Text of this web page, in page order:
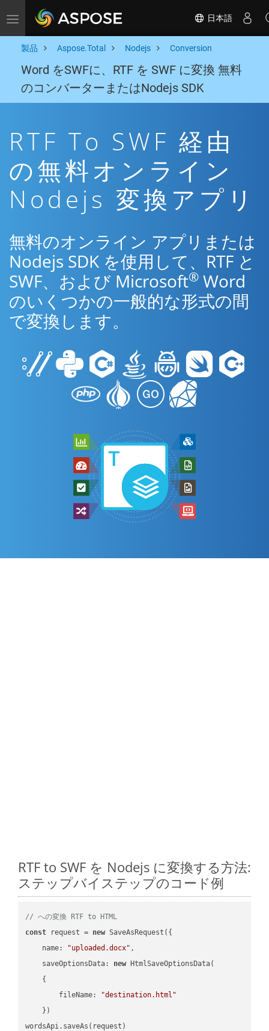
Toggle navigation 日本語
製品 Aspose.Total Nodejs Conversion
Word をSWFに、RTF を SWF に変換 無料
のコンバーターまたはNodejs SDK
RTF To SWF 経由
の無料オンライン
Nodejs 変換アプリ
無料のオンライン アプリまたは
Nodejs SDK を使用して、RTF と
SWF、および Microsoft® Word
のいくつかの一般的な形式の間
で変換します。
RTF to SWF を Nodejs に変換する方法:
ステップバイステップのコード例
// への変換 RTF to HTML
const request = new SaveAsRequest({
name: "uploaded.docx" ,
saveOptionsData: new HtmlSaveOptionsData(
    {
fileName:
"destination.html"
    })
wordsApi.saveAs(request)